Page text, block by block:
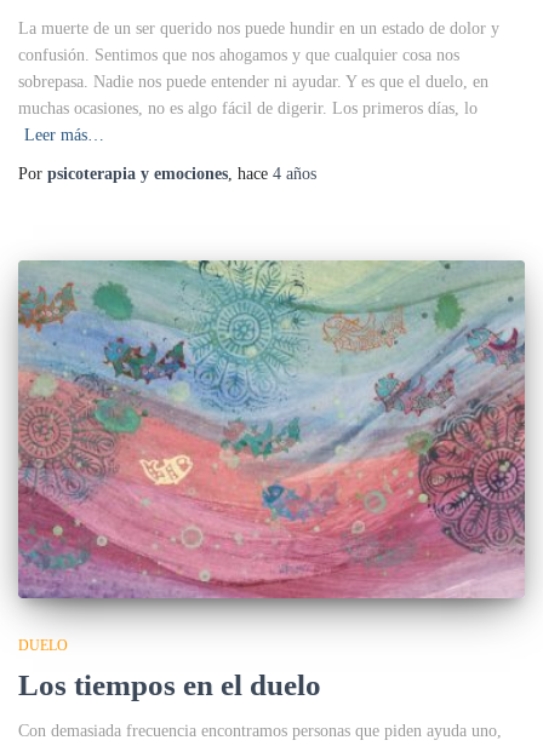
La muerte de un ser querido nos puede hundir en un estado de dolor y
confusión. Sentimos que nos ahogamos y que cualquier cosa nos
sobrepasa. Nadie nos puede entender ni ayudar. Y es que el duelo, en
muchas ocasiones, no es algo fácil de digerir. Los primeros días, lo
Leer más…
Por psicoterapia y emociones , hace 4 años
DUELO
Los tiempos en el duelo
Con demasiada frecuencia encontramos personas que piden ayuda uno,